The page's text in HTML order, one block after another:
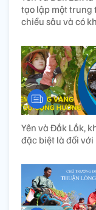
tạo lập một trung
chiều sâu và có
Yên và Đắk Lắk,
đặc biệt là đối